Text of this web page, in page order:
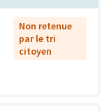
Non retenue
par le tri
citoyen